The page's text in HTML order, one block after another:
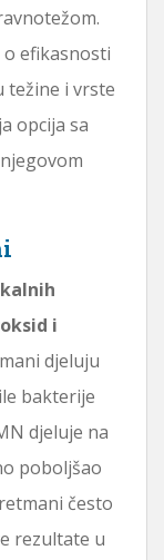
efikasnosti
težine i vrste
opcija sa
i
djeluju
bakterije
djeluje na
poboljšao
često
rezultate u